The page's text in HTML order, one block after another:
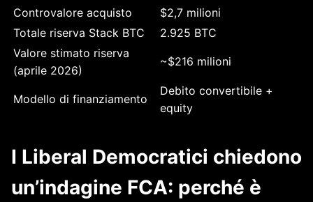
Controvalore acquisto
$2,7 milioni
Totale riserva Stack BTC
2.925 BTC
Valore stimato riserva
(aprile 2026)
~$216 milioni
Modello di finanziamento
Debito convertibile +
equity
I Liberal Democratici chiedono
un’indagine FCA: perché è